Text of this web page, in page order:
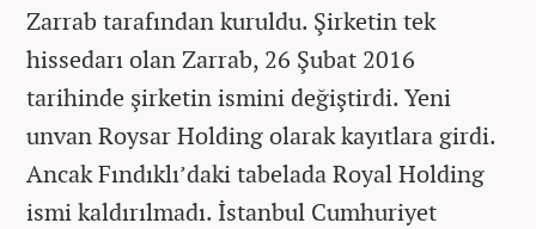
Zarrab tarafından kuruldu. Şirketin tek
hissedarı olan Zarrab, 26 Şubat 2016
tarihinde şirketin ismini değiştirdi. Yeni
unvan Roysar Holding olarak kayıtlara girdi.
Ancak Fındıklı’daki tabelada Royal Holding
ismi kaldırılmadı. İstanbul Cumhuriyet